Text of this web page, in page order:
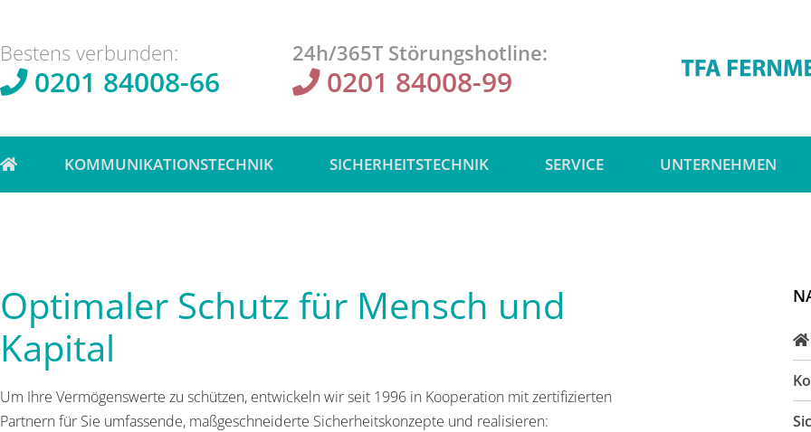
Bestens verbunden:
0201 84008-66
24h/365T Störungshotline:
0201 84008-99
KOMMUNIKATIONSTECHNIK SICHERHEITSTECHNIK SERVICE UNTERNEHMEN
Optimaler Schutz für Mensch und
Kapital
Um Ihre Vermögenswerte zu schützen, entwickeln wir seit 1996 in Kooperation mit zertifizierten
Partnern für Sie umfassende, maßgeschneiderte Sicherheitskonzepte und realisieren: